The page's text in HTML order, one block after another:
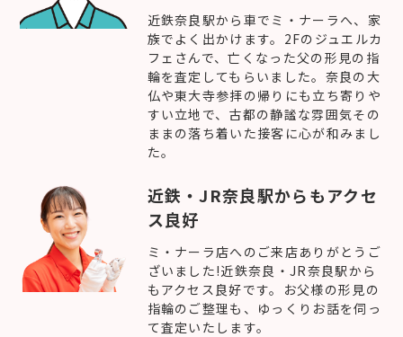
近鉄奈良駅から車でミ・ナーラへ、家
族でよく出かけます。2Fのジュエルカ
フェさんで、亡くなった父の形見の指
輪を査定してもらいました。奈良の大
仏や東大寺参拝の帰りにも立ち寄りや
すい立地で、古都の静謐な雰囲気その
ままの落ち着いた接客に心が和みまし
た。
近鉄・JR奈良駅からもアクセ
ス良好
ミ・ナーラ店へのご来店ありがとうご
ざいました!近鉄奈良・JR奈良駅から
もアクセス良好です。お父様の形見の
指輪のご整理も、ゆっくりお話を伺っ
て査定いたします。